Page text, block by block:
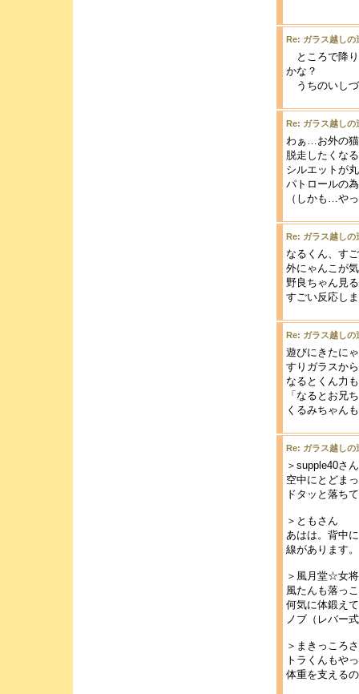
Re: ガラス越しの
ところで降り
かな？
うちのいし
Re: ガラス越しの
わぁ…お外の猫
脱走したくな
シルエットが
パトロールの
（しかも…や
Re: ガラス越しの
なるくん、す
外にゃんこが
野良ちゃん見
すごい反応し
Re: ガラス越しの
遊びにきたに
すりガラスか
なるとくん力
「なるとお兄
くるみちゃん
Re: ガラス越しの
＞supple40さん
空中にとどま
ドタッと落ち
＞ともさん
あはは。背中
線があります
＞風月堂☆女
風たんも落っ
何気に体鍛え
ノブ（レバー
＞まきっころ
トラくんもや
体重を支える